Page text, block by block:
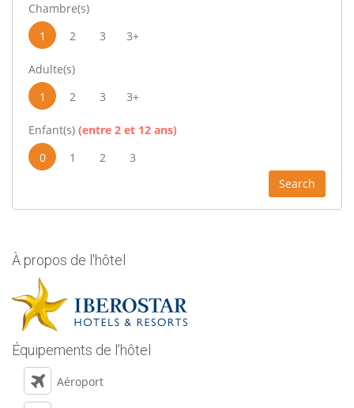
Chambre(s)
1
2 3 3+
Adulte(s)
1
2 3 3+
Enfant(s) (entre 2 et 12 ans)
0
1 2
3
Search
À propos de l'hôtel
Équipements de l’hôtel
Aéroport